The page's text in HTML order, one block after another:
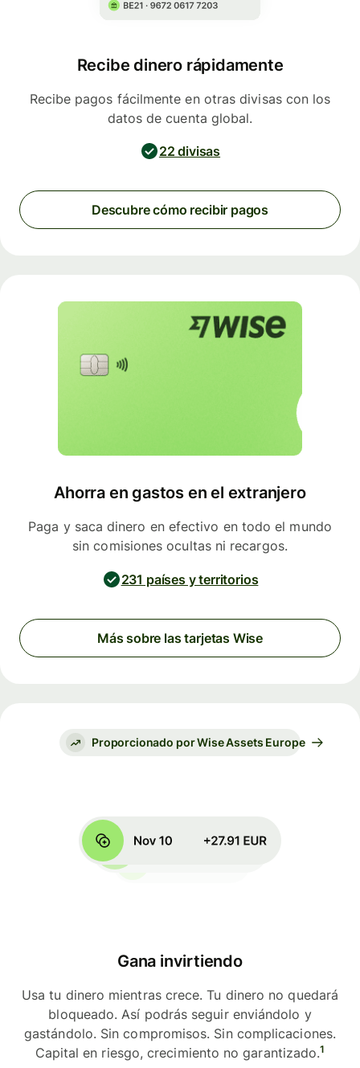
Recibe dinero rápidamente
Recibe pagos fácilmente en otras divisas con los
datos de cuenta global.
22 divisas
Descubre cómo recibir pagos
Ahorra en gastos en el extranjero
Paga y saca dinero en efectivo en todo el mundo
sin comisiones ocultas ni recargos.
231 países y territorios
Más sobre las tarjetas Wise
Proporcionado por Wise Assets Europe
Gana invirtiendo
Usa tu dinero mientras crece. Tu dinero no quedará
bloqueado. Así podrás seguir enviándolo y
gastándolo. Sin compromisos. Sin complicaciones.
Capital en riesgo, crecimiento no garantizado.1